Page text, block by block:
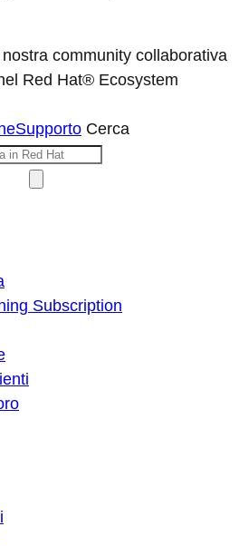
community collaborativa
Red Hat® Ecosystem
Supporto Cerca
Subscription